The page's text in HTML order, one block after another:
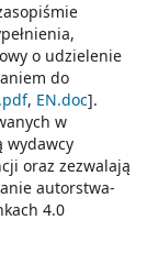
o udzielenie
do
, EN.doc].
w
wydawcy
oraz zezwalają
autorstwa-
4.0